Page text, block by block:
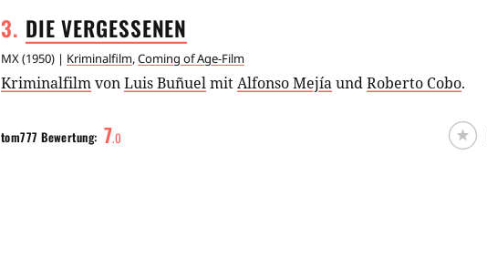
3. DIEVERGESSENEN
MX(1950) | Kriminalfilm,Coming of Age-Film
KriminalfilmvonLuis BuñuelmitAlfonso MejíaundRoberto Cobo.
tom777 Bewertung: 7.0